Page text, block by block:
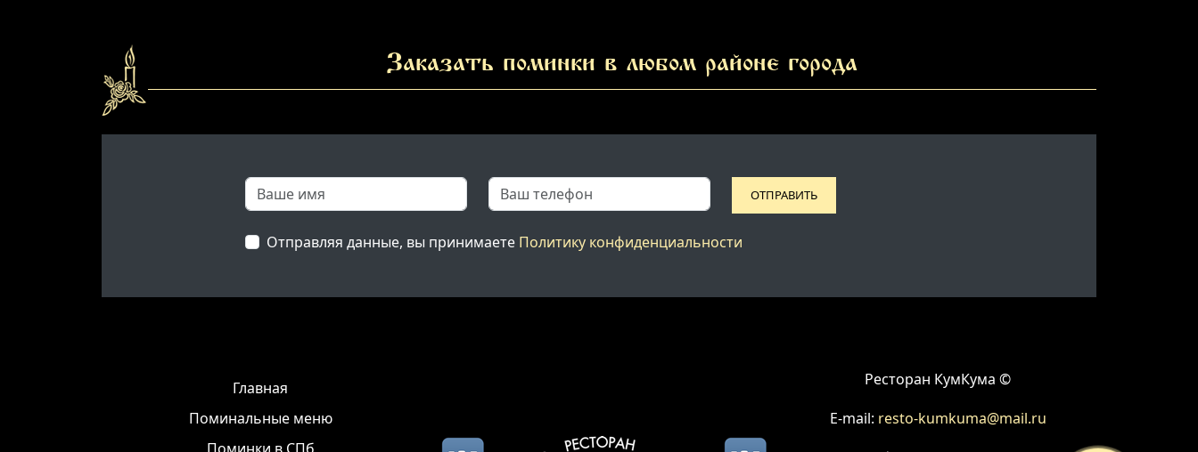
Заказать поминки в любом районе города
ОТПРАВИТЬ
Отправляя данные, вы принимаете Политику конфиденциальности
Главная
Поминальные меню
Ресторан КумКума ©
E-mail: resto-kumkuma@mail.ru